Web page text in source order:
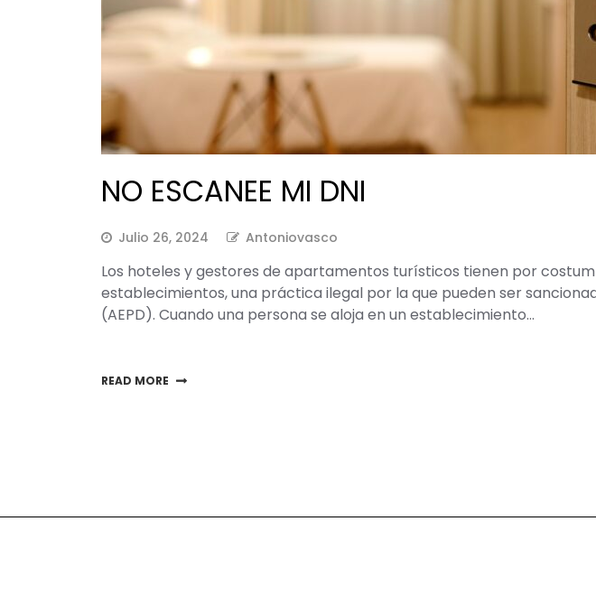
NO ESCANEE MI DNI
Julio 26, 2024 Antoniovasco
Los hoteles y gestores de apartamentos turísticos tienen por
establecimientos, una práctica ilegal por la que pueden ser
(AEPD). Cuando una persona se aloja en un establecimiento…
READ MORE